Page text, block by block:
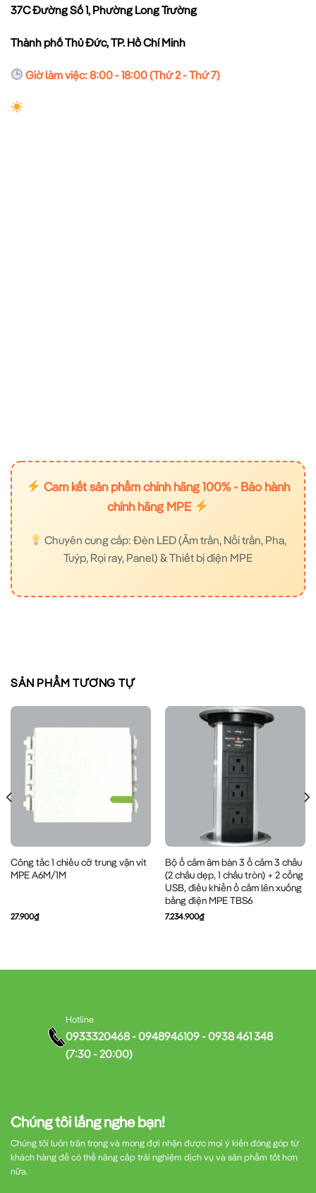
37C Đường Số 1, Phường Long Trường
Thành phố Thủ Đức, TP. Hồ Chí Minh
Giờ làm việc: 8:00 - 18:00 (Thứ 2 - Thứ 7)
Cam kết sản phẩm chính hãng 100% - Bảo hành
chính hãng MPE
Chuyên cung cấp: Đèn LED (Âm trần, Nổi trần, Pha,
Tuýp, Rọi ray, Panel) & Thiết bị điện MPE
SẢN PHẨM TƯƠNG TỰ
Công tắc 1 chiều cỡ trung vặn vít
MPE A6M/1M
27.900₫
Bộ ổ cắm âm bàn 3 ổ cắm 3 chấu
(2 chấu dẹp, 1 chấu tròn) + 2 cổng
USB, điều khiển ổ cắm lên xuống
bằng điện MPE TBS6
7.234.900₫
Chúng tôi lắng nghe bạn!
Chúng tôi luôn trân trọng và mong đợi nhận được mọi ý kiến đóng góp từ
khách hàng để có thể nâng cấp trải nghiệm dịch vụ và sản phẩm tốt hơn
nữa.
Hotline
0933320468 - 0948946109 - 0938 461 348
(7:30 - 20:00)